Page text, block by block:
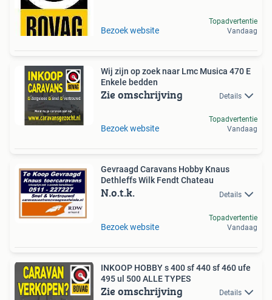
Bezoek website
Topadvertentie
Vandaag
Wij zijn op zoek naar Lmc Musica 470 E
Enkele bedden
Zie omschrijving Details
Bezoek website
Topadvertentie
Vandaag
Gevraagd Caravans Hobby Knaus
Dethleffs Wilk Fendt Chateau
N.o.t.k. Details
Bezoek website
Topadvertentie
Vandaag
INKOOP HOBBY s 400 sf 440 sf 460 ufe
495 ul 500 ALLE TYPES
Zie omschrijving Details